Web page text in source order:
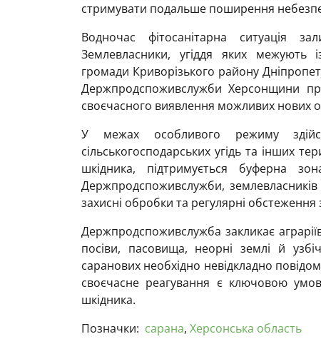
стримувати подальше поширення
Водночас фітосанітарна ситуація
Землевласники, угіддя яких межують
громади Криворізького району
Держпродспоживслужби Херсонщини
своєчасного виявлення можливих нових
У межах особливого режиму
сільськогосподарських угідь та інших
шкідника, підтримується буферна
Держпродспоживслужби,
захисні обробки та регулярні обстеження
Держпродспоживслужба закликає
посіви, пасовища, неорні землі й
саранових необхідно невідкладно
своєчасне реагування є ключовою
шкідника.
Позначки: сарана, Херсонська область